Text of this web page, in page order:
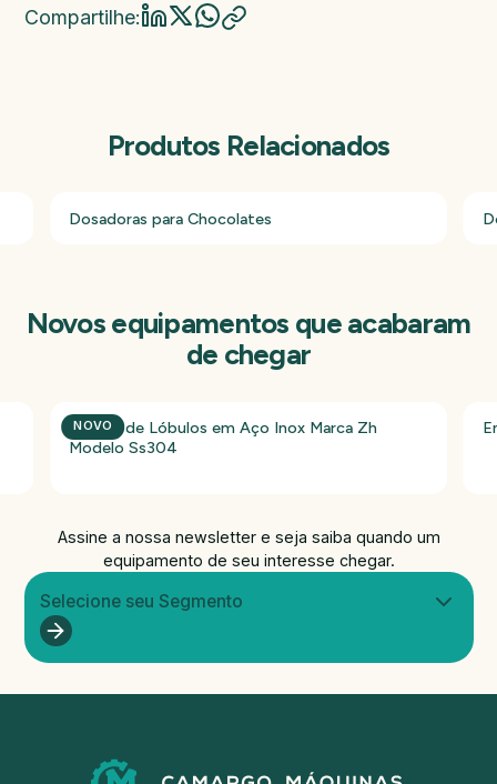
Compartilhe:
Produtos Relacionados
Dosadoras para Chocolates
Novos equipamentos que acabaram
de chegar
NOVO
Bomba de Lóbulos em Aço Inox Marca Zh
Modelo Ss304
Assine a nossa newsletter e seja saiba quando um
equipamento de seu interesse chegar.
Selecione seu Segmento